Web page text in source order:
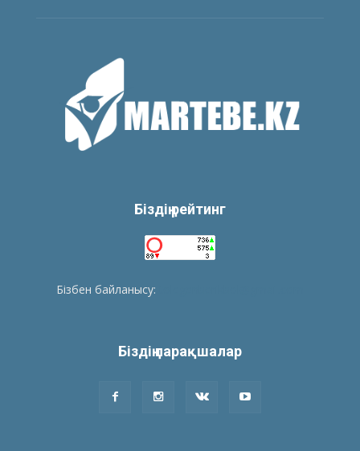
Біздің рейтинг
Бізбен байланысу:
Біздің парақшалар